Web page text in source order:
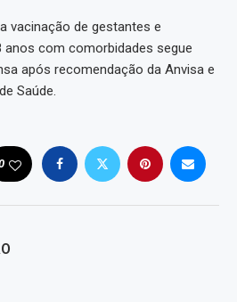
vacinação de gestantes e
anos com comorbidades segue
após recomendação da Anvisa e
Saúde.